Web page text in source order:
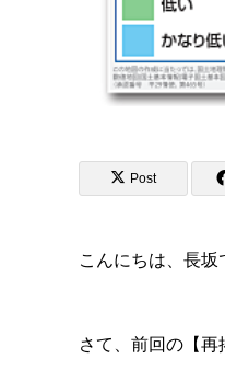
Post
こんにちは、長坂
さて、前回の【再